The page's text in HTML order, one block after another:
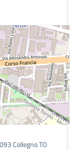
Collegno TO